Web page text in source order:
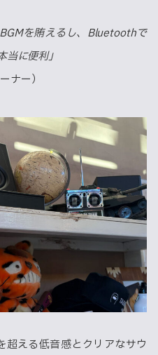
を賄えるし、Bluetoothで
に便利」
ナー）
超える低音感とクリアなサウ